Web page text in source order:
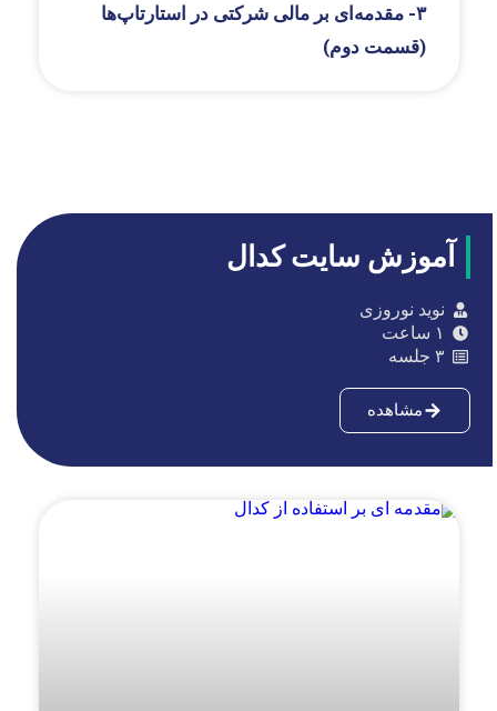
۳- مقدمه‌ای بر مالی شرکتی در استارتاپ‌ها
(قسمت دوم)
آموزش سایت کدال
نوید نوروزی
۱ ساعت
۳ جلسه
مشاهده